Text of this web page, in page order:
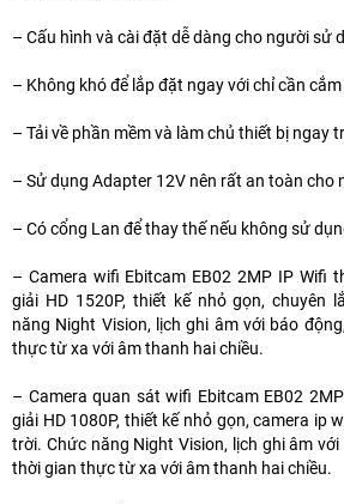
– Cấu hình và cài đặt dễ dàng cho người sử
– Không khó để lắp đặt ngay với chỉ cần
– Tải về phần mềm và làm chủ thiết bị ngay
– ​Sử dụng Adapter 12V nên rất an toàn cho
– Có cổng Lan để thay thế nếu không sử
– Camera wifi Ebitcam EB02 2MP IP Wifi
giải HD 1520P, thiết kế nhỏ gọn, chuyên
năng Night Vision, lịch ghi âm với báo
thực từ xa với âm thanh hai chiều.
– Camera quan sát wifi Ebitcam EB02
giải HD 1080P, thiết kế nhỏ gọn, camera ip
trời. Chức năng Night Vision, lịch ghi âm
thời gian thực từ xa với âm thanh hai chiều.